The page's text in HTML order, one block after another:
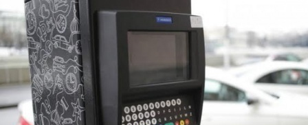
Перейти к основному содержанию